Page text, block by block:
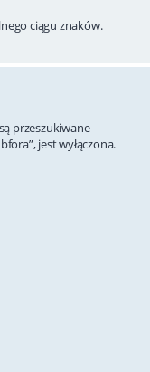
ciągu znaków.
przeszukiwane
jest wyłączona.